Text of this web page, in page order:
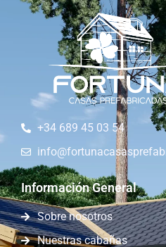
+34 689 45 03 54
Información General
Sobre nosotros
Nuestras cabañas